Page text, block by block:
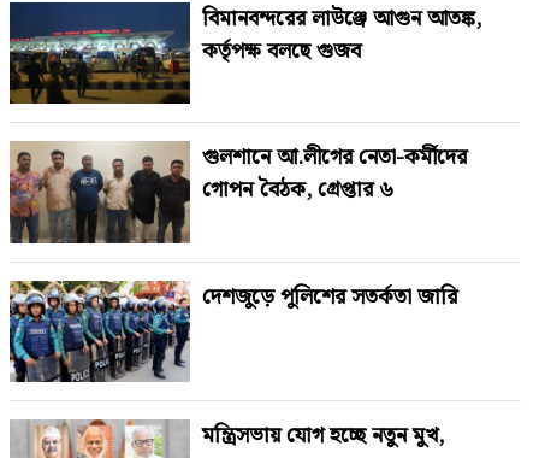
বিমানবন্দরের লাউঞ্জে আগুন আতঙ্ক,
কর্তৃপক্ষ বলছে গুজব
গুলশানে আ.লীগের নেতা-কর্মীদের
গোপন বৈঠক, গ্রেপ্তার ৬
দেশজুড়ে পুলিশের সতর্কতা জারি
মন্ত্রিসভায় যোগ হচ্ছে নতুন মুখ,